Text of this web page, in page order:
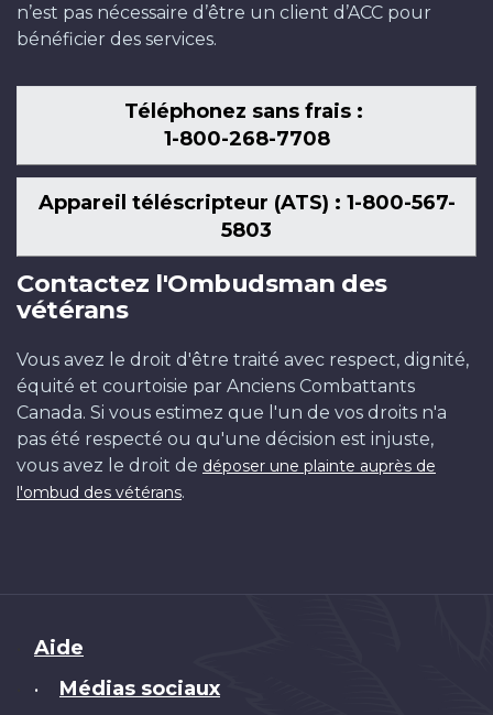
n’est pas nécessaire d’être un client d’ACC pour
bénéficier des services.
Téléphonez sans frais :
1-800-268-7708
Appareil téléscripteur (ATS) : 1-800-567-
5803
Contactez l'Ombudsman des
vétérans
Vous avez le droit d'être traité avec respect, dignité,
équité et courtoisie par Anciens Combattants
Canada. Si vous estimez que l'un de vos droits n'a
pas été respecté ou qu'une décision est injuste,
vous avez le droit de déposer une plainte auprès de
l'ombud des vétérans.
Brand
Aide
• Médias sociaux